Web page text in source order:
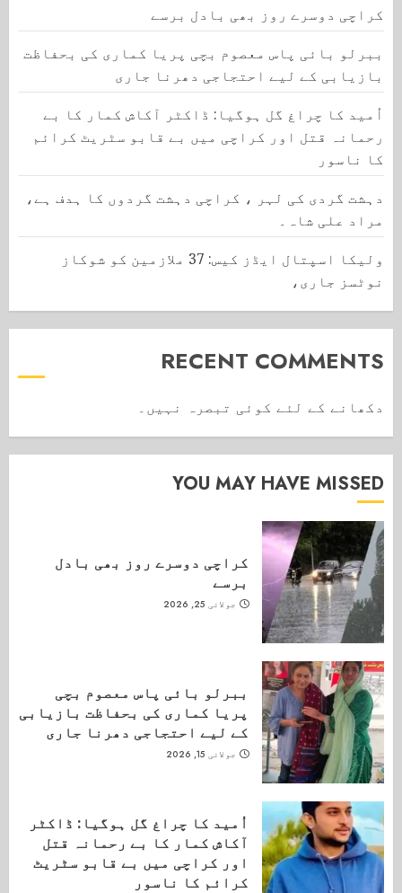
کراچی دوسرے روز بھی بادل برسے
ببرلو بائی پاس معصوم بچی پریا کماری کی بحفاظت
بازیابی کے لیے احتجاجی دھرنا جاری
اُمید کا چراغ گل ہوگیا: ڈاکٹر آکاش کمار کا بے
رحمانہ قتل اور کراچی میں بے قابو سٹریٹ کرائم
کا ناسور
دہشت گردی کی لہر ، کراچی دہشت گردوں کا ہدف ہے،
مراد علی شاہ۔
ولیکا اسپتال ایڈز کیس: 37 ملازمین کو شوکاز
نوٹسز جاری،
RECENT COMMENTS
دکھانے کے لئے کوئی تبصرہ نہیں۔
YOU MAY HAVE MISSED
کراچی دوسرے روز بھی بادل
برسے
جولائی 25, 2026
ببرلو بائی پاس معصوم بچی
پریا کماری کی بحفاظت بازیابی
کے لیے احتجاجی دھرنا جاری
جولائی 15, 2026
اُمید کا چراغ گل ہوگیا: ڈاکٹر
آکاش کمار کا بے رحمانہ قتل
اور کراچی میں بے قابو سٹریٹ
کرائم کا ناسور